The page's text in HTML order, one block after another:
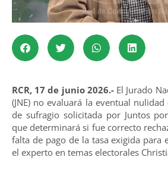
RCR, 17 de junio 2026.- El Jurado
(JNE) no evaluará la eventual
de sufragio solicitada por Juntos
que determinará si fue correcto
falta de pago de la tasa exigida para
el experto en temas electorales